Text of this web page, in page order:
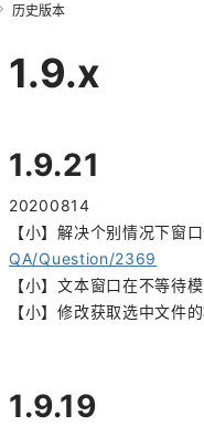
历史版本
1.9.x
1.9.21
20200814
【小】解决个别情况下窗
QA/Question/2369
【小】文本窗口在不等待
【小】修改获取选中文件
1.9.19